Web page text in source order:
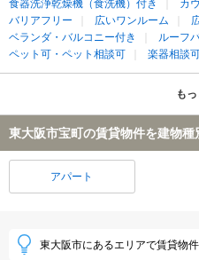
食器洗浄乾燥機（食洗機）付き
カ
バリアフリー
広いワンルーム
ベランダ・バルコニー付き
ルーフ
ペット可・ペット相談可
楽器相談
も
東大阪市宝町の賃貸物件を建物種
アパート
東大阪市にあるエリアで賃貸物